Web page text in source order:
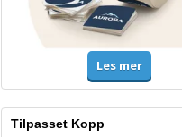
Les mer
Tilpasset Kopp